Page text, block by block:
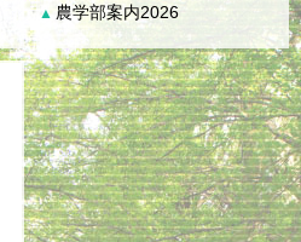
▲ 農学部案内2026